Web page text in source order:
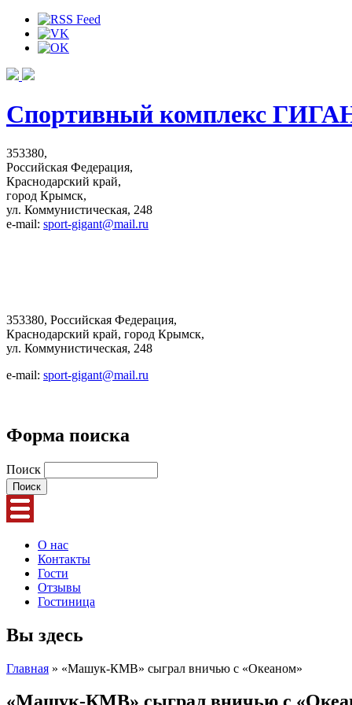
Спортивный комплекс
353380,
Российская Федерация,
Краснодарский край,
город Крымск,
ул. Коммунистическая, 248
e-mail: sport-gigant@mail.ru
353380, Российская Федерация,
Краснодарский край, город Крымск,
ул. Коммунистическая, 248
e-mail: sport-gigant@mail.ru
Форма поиска
Поиск
О нас
Контакты
Гости
Отзывы
Гостиница
Вы здесь
Главная » «Машук-КМВ» сыграл вничью с «Океаном»